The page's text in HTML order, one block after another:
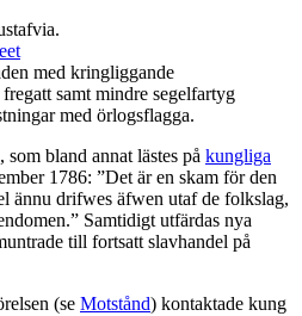
med kringliggande
samt mindre segelfartyg
med örlogsflagga.
bland annat lästes på kungliga
1786: ”Det är en skam för den
ännu drifwes äfwen utaf de folkslag,
Samtidigt utfärdas nya
till fortsatt slavhandel på
(se Motstånd) kontaktade kung